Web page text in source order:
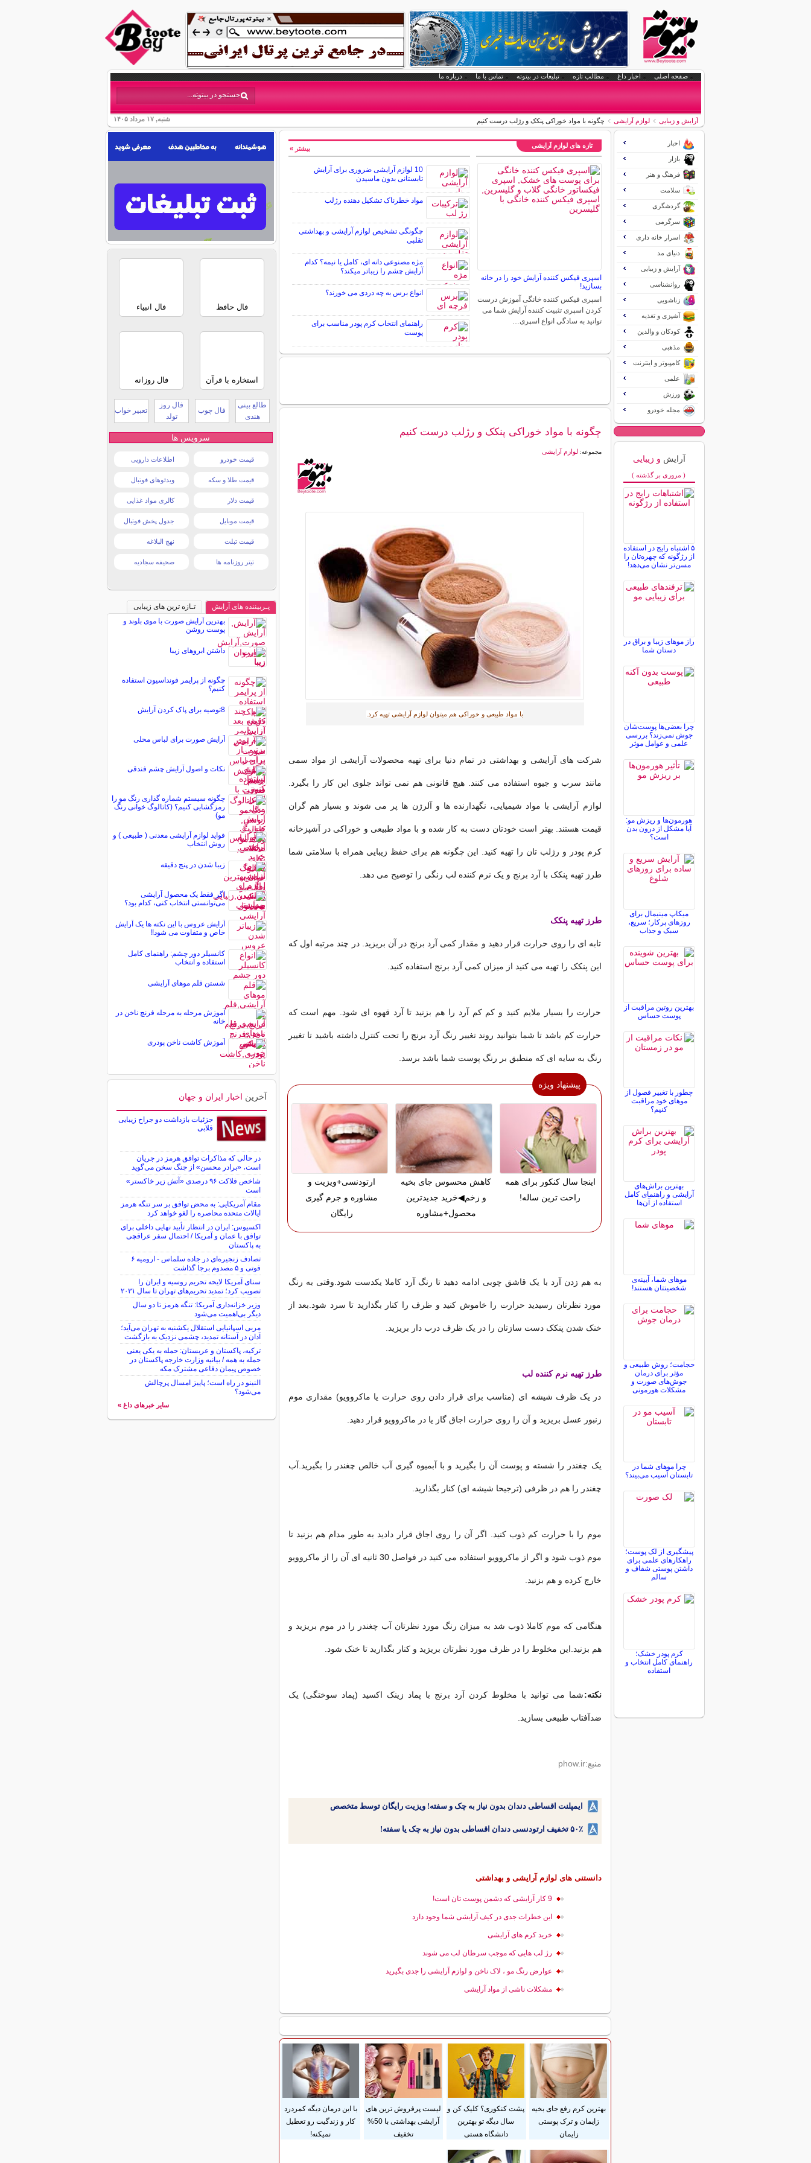
صفحه اصلی اخبار داغ مطالب تازه تبلیغات در بیتوته تماس با ما درباره ما
شنبه, ۱۷ مرداد ۱۴۰۵ آرایش و زیبایی لوازم آرایشی چگونه با مواد خوراکی پنکک و رژلب درست کنیم
تازه های لوازم آرایشی
اسپری فیکس کننده آرایش خود را در خانه
بسازید!
اسپری فیکس کننده خانگی آموزش درست
کردن اسپری تثبیت کننده آرایش شما می
توانید به سادگی انواع اسپری…
10 لوازم آرایشی ضروری برای آرایش
تابستانی بدون ماسیدن
مواد خطرناک تشکیل دهنده رژلب
چگونگی تشخیص لوازم آرایشی و بهداشتی
تقلبی
مژه مصنوعی دانه ای، کامل یا نیمه؟ کدام
آرایش چشم را زیباتر میکند؟
انواع برس به چه دردی می خورند؟
راهنمای انتخاب کرم پودر مناسب برای
پوست
بیشتر »
چگونه با مواد خوراکی پنکک و رژلب درست کنیم
مجموعه: لوازم آرایشی
با مواد طبیعی و خوراکی هم میتوان لوازم آرایشی تهیه کرد.‎
شرکت های آرایشی و بهداشتی در تمام دنیا برای تهیه محصولات آرایشی از مواد سمی
مانند سرب و جیوه استفاده می کنند. هیچ قانونی هم نمی تواند جلوی این کار را بگیرد.
لوازم آرایشی با مواد شیمیایی، نگهدارنده ها و آلرژن ها پر می شوند و بسیار هم گران
قیمت هستند. بهتر است خودتان دست به کار شده و با مواد طبیعی و خوراکی در آشپزخانه
کرم پودر و رژلب تان را تهیه کنید. این چگونه هم برای حفظ زیبایی همراه با سلامتی شما
طرز تهیه پنکک با آرد برنج و یک نرم کننده لب رنگی را توضیح می دهد.
طرز تهیه پنکک
تابه ای را روی حرارت قرار دهید و مقدار کمی آرد برنج در آن بریزید. در چند مرتبه اول که
این پنکک را تهیه می کنید از میزان کمی آرد برنج استفاده کنید.
حرارت را بسیار ملایم کنید و کم کم آرد را هم بزنید تا آرد قهوه ای شود. مهم است که
حرارت کم باشد تا شما بتوانید روند تغییر رنگ آرد برنج را تحت کنترل داشته باشید تا تغییر
رنگ به سایه ای که منطبق بر رنگ پوست شما باشد برسد.
پیشنهاد ویژه
اینجا سال کنکور برای همه
راحت ترین ساله!
کاهش محسوس جای بخیه
و زخم◀خرید جدیدترین
محصول+مشاوره
ارتودنسی+ویزیت و
مشاوره و جرم گیری
رایگان
به هم زدن آرد با یک قاشق چوبی ادامه دهید تا رنگ آرد کاملا یکدست شود.وقتی به رنگ
مورد نظرتان رسیدید حرارت را خاموش کنید و ظرف را کنار بگذارید تا سرد شود.بعد از
خنک شدن پنکک دست سازتان را در یک ظرف درب دار بریزید.
طرز تهیه نرم کننده لب
در یک ظرف شیشه ای (مناسب برای قرار دادن روی حرارت یا ماکروویو) مقداری موم
زنبور عسل بریزید و آن را روی حرارت اجاق گاز یا در ماکروویو قرار دهید.
یک چغندر را شسته و پوست آن را بگیرید و با آبمیوه گیری آب خالص چغندر را بگیرید.آب
چغندر را هم در ظرفی (ترجیحا شیشه ای) کنار بگذارید.
موم را با حرارت کم ذوب کنید. اگر آن را روی اجاق قرار دادید به طور مدام هم بزنید تا
موم ذوب شود و اگر از ماکروویو استفاده می کنید در فواصل 30 ثانیه ای آن را از ماکروویو
خارج کرده و هم بزنید.
هنگامی که موم کاملا ذوب شد به میزان رنگ مورد نظرتان آب چغندر را در موم بریزید و
هم بزنید.این مخلوط را در ظرف مورد نظرتان بریزید و کنار بگذارید تا خنک شود.
نکته:شما می توانید با مخلوط کردن آرد برنج با پماد زینک اکسید (پماد سوختگی) یک
ضدآفتاب طبیعی بسازید.
منبع:phow.ir
ایمپلنت اقساطی دندان بدون نیاز به چک و سفته! ویزیت رایگان توسط متخصص
۵۰٪ تخفیف ارتودنسی دندان اقساطی بدون نیاز به چک یا سفته!
دانستنی های لوازم آرایشی و بهداشتی
9 کار آرایشی که دشمن پوست تان است!
این خطرات جدی در کیف آرایشی شما وجود دارد
خرید کرم های آرایشی
رژ لب هایی که موجب سرطان لب می شوند
عوارض رنگ مو ،‌ لاک ناخن و لوازم آرایشی را جدی بگیرید
مشکلات ناشی از مواد آرایشی
بهترین کرم رفع جای بخیه
زایمان و ترک پوستی
زایمان
پشت کنکوری؟ کلیک کن و
سال دیگه تو بهترین
دانشگاه هستی
لیست پرفروش ترین های
آرایشی بهداشتی با 50%
تخفیف
با این درمان دیگه کمردرد
کار و زندگیت رو تعطیل
نمیکنه!
اخبار
بازار
فرهنگ و هنر
سلامت
گردشگری
سرگرمی
اسرار خانه داری
دنیای مد
آرایش و زیبایی
روانشناسی
زناشویی
آشپزی و تغذیه
کودکان و والدین
مذهبی
کامپیوتر و اینترنت
علمی
ورزش
مجله خودرو
آرایش و زیبایی
( مروری بر گذشته )
۵ اشتباه رایج در استفاده
از رژگونه که چهره‌تان را
مسن‌تر نشان می‌دهد!
راز موهای زیبا و براق در
دستان شما
چرا بعضی‌ها پوست‌شان
جوش نمی‌زند؟ بررسی
علمی و عوامل موثر
هورمون‌ها و ریزش مو:
آیا مشکل از درون بدن
است؟
میکاپ مینیمال برای
روزهای پرکار؛ سریع،
سبک و جذاب
بهترین روتین مراقبت از
پوست حساس
چطور با تغییر فصول از
موهای خود مراقبت
کنیم؟
بهترین براش‌های
آرایشی و راهنمای کامل
استفاده از آن‌ها
موهای شما، آیینه‌ی
شخصیتتان هستند!
حجامت؛ روش طبیعی و
مؤثر برای درمان
جوش‌های صورت و
مشکلات هورمونی
چرا موهای شما در
تابستان آسیب می‌بیند؟
پیشگیری از لک پوست؛
راهکارهای علمی برای
داشتن پوستی شفاف و
سالم
کرم پودر خشک؛
راهنمای کامل انتخاب و
استفاده
فال حافظ فال انبیاء
استخاره با قرآن فال روزانه
طالع بینی
هندی
فال چوب
فال روز
تولد
تعبیر خواب
سرویس ها
قیمت خودرو اطلاعات دارویی
قیمت طلا و سکه ویدئوهای فوتبال
قیمت دلار کالری مواد غذایی
قیمت موبایل جدول پخش فوتبال
قیمت تبلت نهج البلاغه
تیتر روزنامه ها صحیفه سجادیه
پـربیننده های آرایش
تـازه ترین های زیبایی
بهترین آرایش صورت با موی بلوند و
پوست روشن
داشتن ابروهای زیبا
چگونه از پرایمر فونداسیون استفاده
کنیم؟
8توصیه برای پاک کردن آرایش
آرایش صورت برای لباس محلی
نکات و اصول آرایش چشم فندقی
چگونه سیستم شماره گذاری رنگ مو را
رمزگشایی کنیم؟ (کاتالوگ خوانی رنگ
مو)
فواید لوازم آرایشی معدنی ( طبیعی ) و
روش انتخاب
زيبا شدن در پنج دقيقه
اگر فقط یک محصول آرایشی
می‌توانستی انتخاب کنی، کدام بود؟
آرایش عروس با این نکته ها یک آرایش
خاص و متفاوت می شود!!
کانسیلر دور چشم: راهنمای کامل
استفاده و انتخاب
شستن قلم موهای آرایشی
آموزش مرحله به مرحله فرنچ ناخن در
خانه
آموزش کاشت ناخن پودری
آخرین اخبار ایران و جهان
جزئیات بازداشت دو جراح زیبایی
قلابی
در حالی که مذاکرات توافق هرمز در جریان
است، «برادر محسن» از جنگ سخن می‌گوید
شاخص فلاکت ۹۶ درصدی «آتش زیر خاکستر»
است
مقام آمریکایی: به محض توافق بر سر تنگه هرمز
ایالات متحده محاصره را لغو خواهد کرد
اکسیوس: ایران در انتظار تأیید نهایی داخلی برای
توافق با عمان و آمریکا / احتمال سفر عراقچی
به پاکستان
تصادف زنجیره‌ای در جاده سلماس - ارومیه ۶
فوتی و ۵ مصدوم برجا گذاشت
سنای آمریکا لایحه تحریم روسیه و ایران را
تصویب کرد؛ تمدید تحریم‌های تهران تا سال ۲۰۳۱
وزیر خزانه‌داری آمریکا: تنگه هرمز تا دو سال
دیگر بی‌اهمیت می‌شود
مربی اسپانیایی استقلال یکشنبه به تهران می‌آید؛
آدان در آستانه تمدید، چشمی نزدیک به بازگشت
ترکیه، پاکستان و عربستان: حمله به یکی یعنی
حمله به همه / بیانیه وزارت خارجه پاکستان در
خصوص پیمان دفاعی مشترک مکه
النینو در راه است؛ پاییز امسال پرچالش
می‌شود؟
سایر خبرهای داغ »